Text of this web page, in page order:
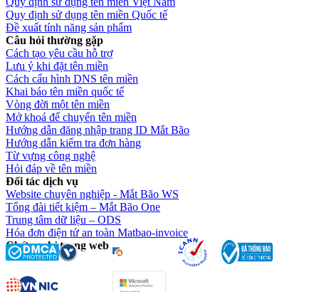
Quy định sử dụng tên miền Quốc tế
Đề xuất tính năng sản phẩm
Câu hỏi thường gặp
Cách tạo yêu cầu hỗ trợ
Lưu ý khi đặt tên miền
Cách cấu hình DNS tên miền
Khai báo tên miền quốc tế
Vòng đời một tên miền
Mở khoá để chuyển tên miền
Hướng dẫn đăng nhập trang ID Mắt Bão
Hướng dẫn kiểm tra đơn hàng
Từ vựng công nghệ
Hỏi đáp về tên miền
Đối tác dịch vụ
Website chuyên nghiệp - Mắt Bão WS
Tổng đài tiết kiệm – Mắt Bão One
Trung tâm dữ liệu – ODS
Hóa đơn điện tử an toàn Matbao-invoice
Chứng chỉ trang web